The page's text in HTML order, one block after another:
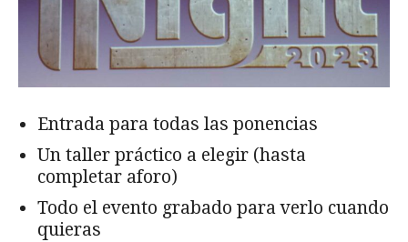
Entrada para todas las ponencias
Un taller práctico a elegir (hasta
completar aforo)
Todo el evento grabado para verlo cuando
quieras